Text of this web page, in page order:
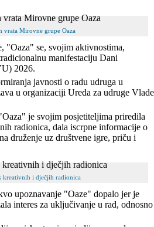
vrata Mirovne grupe Oaza
"Oaza" se, svojim aktivnostima,
manifestaciju Dani
2026.
javnosti o radu udruga u
u organizaciji Ureda za udruge Vlade
je svojim posjetiteljima priredila
radionica, dala iscrpne informacije o
druženje uz društvene igre, priču i
kreativnih i dječjih radionica
upoznavanje "Oaze" dopalo jer je
interes za uključivanje u rad, odnosno